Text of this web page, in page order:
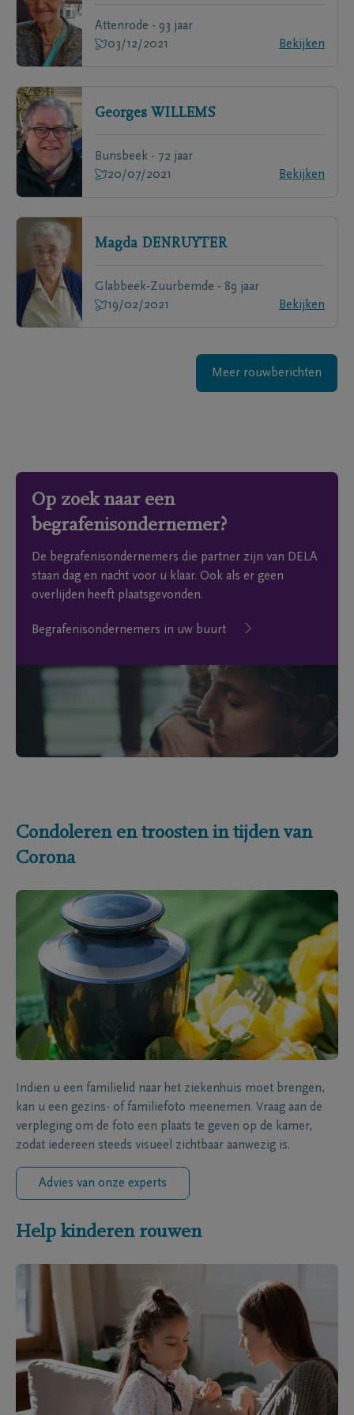
Attenrode - 93 jaar
03/12/2021
Bekijken
Georges WILLEMS
Bunsbeek - 72 jaar
20/07/2021
Bekijken
Magda DENRUYTER
Glabbeek-Zuurbemde - 89 jaar
19/02/2021
Bekijken
Meer rouwberichten
Op zoek naar een
begrafenisondernemer?
De begrafenisondernemers die partner zijn van DELA
staan dag en nacht voor u klaar. Ook als er geen
overlijden heeft plaatsgevonden.
Begrafenisondernemers in uw buurt
Condoleren en troosten in tijden van
Corona
Indien u een familielid naar het ziekenhuis moet brengen,
kan u een gezins- of familiefoto meenemen. Vraag aan de
verpleging om de foto een plaats te geven op de kamer,
zodat iedereen steeds visueel zichtbaar aanwezig is.
Advies van onze experts
Help kinderen rouwen